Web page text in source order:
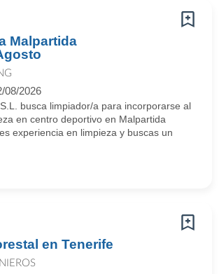
Malpartida
08/2026
busca limpiador/a para incorporarse al
en centro deportivo en Malpartida
experiencia en limpieza y buscas un
en Tenerife